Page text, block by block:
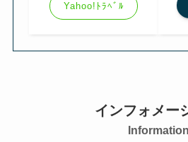
Yahoo!ﾄﾗﾍﾞﾙ
インフォメー
Information